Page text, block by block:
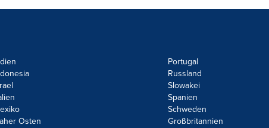
Osten
Portugal
Russland
Slowakei
Spanien
Schweden
Großbritannien